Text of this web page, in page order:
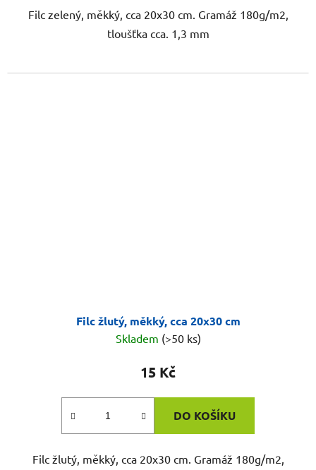
Filc zelený, měkký, cca 20x30 cm. Gramáž 180g/m2,
tloušťka cca. 1,3 mm
Filc žlutý, měkký, cca 20x30 cm
Skladem (>50 ks)
15 Kč
DO KOŠÍKU
Filc žlutý, měkký, cca 20x30 cm. Gramáž 180g/m2,